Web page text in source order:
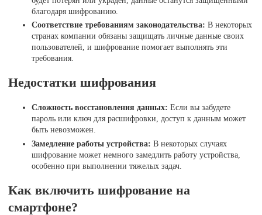
благодаря шифрованию.
Соответствие требованиям законодательства: В некоторых
странах компании обязаны защищать личные данные своих
пользователей, и шифрование помогает выполнять эти
требования.
Недостатки шифрования
Сложность восстановления данных: Если вы забудете
пароль или ключ для расшифровки, доступ к данным может
быть невозможен.
Замедление работы устройства: В некоторых случаях
шифрование может немного замедлить работу устройства,
особенно при выполнении тяжелых задач.
Как включить шифрование на
смартфоне?